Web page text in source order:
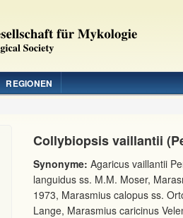
REGIONEN
Collybiopsis vaillantii
Synonyme: Agaricus vaillantii
languidus ss. M.M. Moser,
1973, Marasmius calopus ss.
Lange, Marasmius caricinus